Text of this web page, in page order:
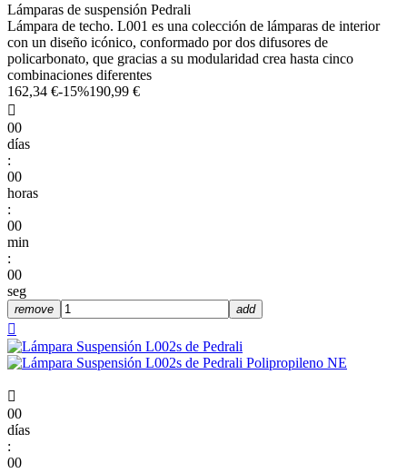
Lámparas de suspensión Pedrali
Lámpara de techo. L001 es una colección de lámparas de interior
con un diseño icónico, conformado por dos difusores de
policarbonato, que gracias a su modularidad crea hasta cinco
combinaciones diferentes
162,34 €-15%190,99 €

00
días
:
00
horas
:
00
min
:
00
seg
remove add


00
días
:
00